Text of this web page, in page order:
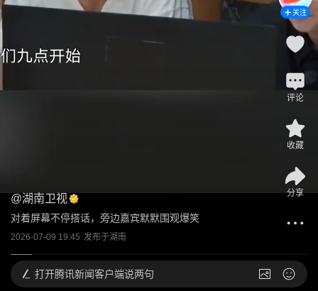
@湖南卫视
对着屏幕不停搭话，旁边嘉宾默默围观爆笑
2026-07-09 19:45 发布于湖南
关注
评论
收藏
分享
打开腾讯新闻客户端说两句